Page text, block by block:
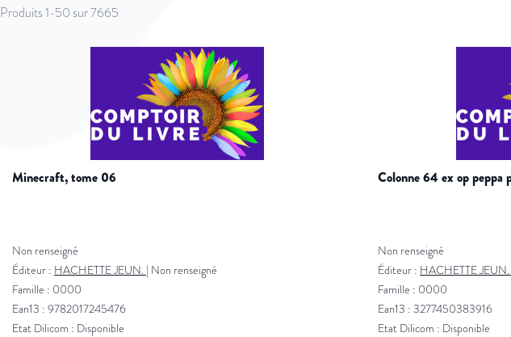
Produits1-50 sur7665
minecraft, tome 06
Non renseigné
Éditeur : HACHETTE JEUN. | Non renseigné
Famille : 0000
Ean13 : 9782017245476
Etat Dilicom : Disponible
colonne 64 ex op
Non renseigné
Éditeur : HACHETTE JEUN.
Famille : 0000
Ean13 : 3277450383916
Etat Dilicom : Disponible